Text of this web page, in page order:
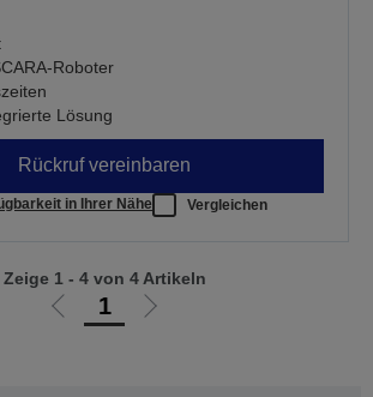
Roboter
Lösung
Rückruf vereinbaren
in Ihrer Nähe Vergleichen
Zur
1
Zur
Zeige 1 - 4 von 4 Artikeln